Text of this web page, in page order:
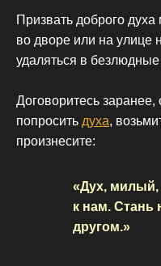
Призвать доброго
во дворе или на улице
удаляться в
Договоритесь
попросить духа,
произнесите:
«Дух,
к нам.
другом.»